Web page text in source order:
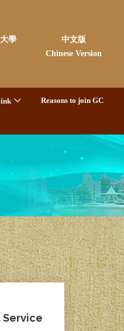
學
中文版
Chinese Version
Reasons to join GC
Service